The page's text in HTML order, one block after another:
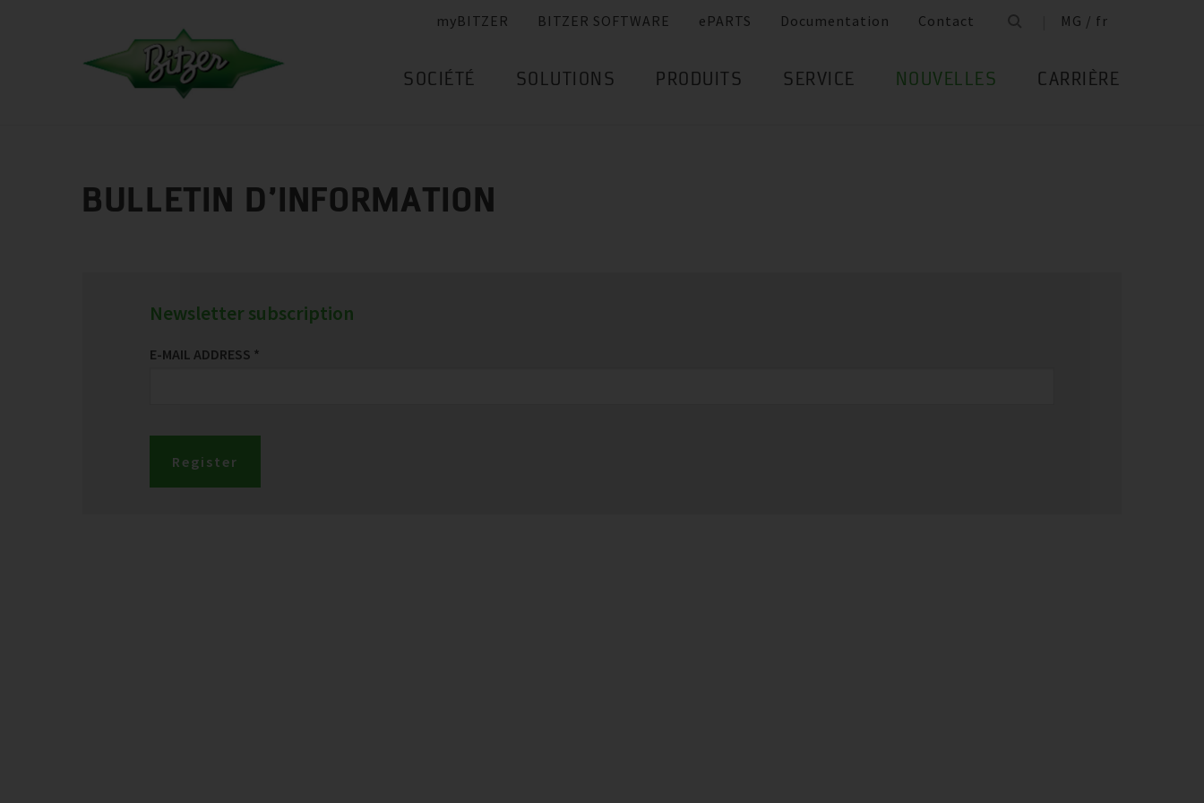
myBITZER BITZER SOFTWARE ePARTS Documentation Contact MG / fr
SOCIÉTÉ SOLUTIONS PRODUITS SERVICE NOUVELLES CARRIÈRE
BULLETIN D’INFORMATION
Newsletter subscription
E-MAIL ADDRESS *
Register